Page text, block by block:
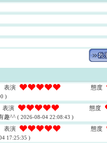
表演 態度
)
表演 態度
趣^^ ( 2026-08-04 22:08:43 )
表演 態度
17:25:35 )